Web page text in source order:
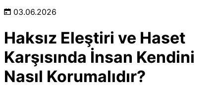
03.06.2026
Haksız Eleştiri ve Haset
Karşısında İnsan Kendini
Nasıl Korumalıdır?